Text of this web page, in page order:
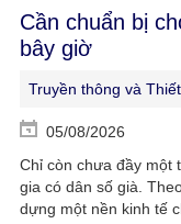
Cần chuẩn bị
bây giờ
Truyền thông và
05/08/2026
Chỉ còn chưa đầy một
gia có dân số già.
dựng một nền kinh tế